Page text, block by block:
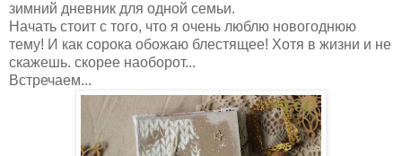
зимний дневник для одной семьи.
Начать стоит с того, что я очень люблю новогоднюю
тему! И как сорока обожаю блестящее! Хотя в жизни и не
скажешь. скорее наоборот...
Встречаем...